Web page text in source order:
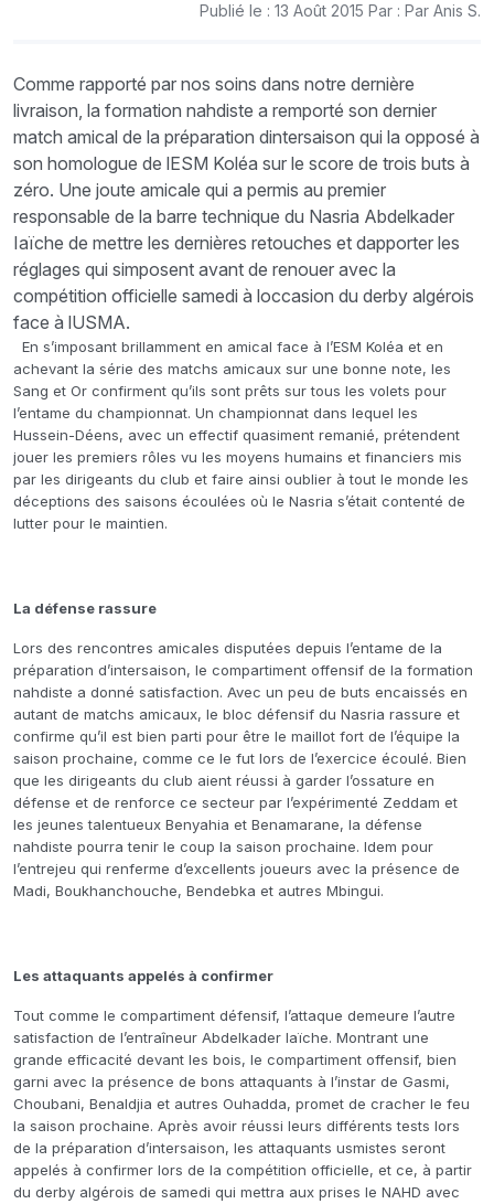
Publié le : 13 Août 2015 Par : Par Anis S.
Comme rapporté par nos soins dans notre dernière
livraison, la formation nahdiste a remporté son dernier
match amical de la préparation dintersaison qui la opposé à
son homologue de lESM Koléa sur le score de trois buts à
zéro. Une joute amicale qui a permis au premier
responsable de la barre technique du Nasria Abdelkader
Iaïche de mettre les dernières retouches et dapporter les
réglages qui simposent avant de renouer avec la
compétition officielle samedi à loccasion du derby algérois
face à lUSMA.
En s’imposant brillamment en amical face à l’ESM Koléa et en
achevant la série des matchs amicaux sur une bonne note, les
Sang et Or confirment qu’ils sont prêts sur tous les volets pour
l’entame du championnat. Un championnat dans lequel les
Hussein-Déens, avec un effectif quasiment remanié, prétendent
jouer les premiers rôles vu les moyens humains et financiers mis
par les dirigeants du club et faire ainsi oublier à tout le monde les
déceptions des saisons écoulées où le Nasria s’était contenté de
lutter pour le maintien.
La défense rassure
Lors des rencontres amicales disputées depuis l’entame de la
préparation d’intersaison, le compartiment offensif de la formation
nahdiste a donné satisfaction. Avec un peu de buts encaissés en
autant de matchs amicaux, le bloc défensif du Nasria rassure et
confirme qu’il est bien parti pour être le maillot fort de l’équipe la
saison prochaine, comme ce le fut lors de l’exercice écoulé. Bien
que les dirigeants du club aient réussi à garder l’ossature en
défense et de renforce ce secteur par l’expérimenté Zeddam et
les jeunes talentueux Benyahia et Benamarane, la défense
nahdiste pourra tenir le coup la saison prochaine. Idem pour
l’entrejeu qui renferme d’excellents joueurs avec la présence de
Madi, Boukhanchouche, Bendebka et autres Mbingui.
Les attaquants appelés à confirmer
Tout comme le compartiment défensif, l’attaque demeure l’autre
satisfaction de l’entraîneur Abdelkader Iaïche. Montrant une
grande efficacité devant les bois, le compartiment offensif, bien
garni avec la présence de bons attaquants à l’instar de Gasmi,
Choubani, Benaldjia et autres Ouhadda, promet de cracher le feu
la saison prochaine. Après avoir réussi leurs différents tests lors
de la préparation d’intersaison, les attaquants usmistes seront
appelés à confirmer lors de la compétition officielle, et ce, à partir
du derby algérois de samedi qui mettra aux prises le NAHD avec